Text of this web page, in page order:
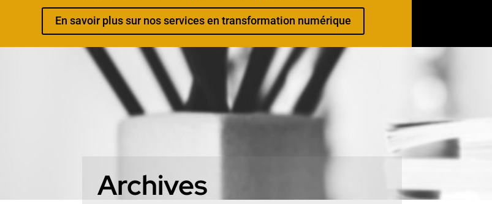
En savoir plus sur nos services en transformation numérique
Archives